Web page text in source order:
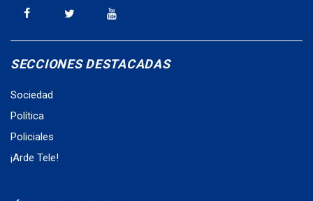
SECCIONES DESTACADAS
Sociedad
Política
Policiales
¡Arde Tele!